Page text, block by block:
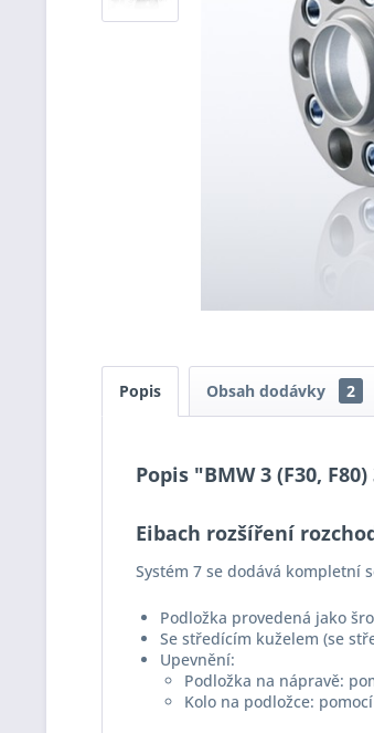
Popis Obsah dodávky 2
Popis "BMW 3 (F30,
Eibach rozšíření
Systém 7 se dodává kompletní
Podložka provedená jako
Se středícím kuželem (se
Upevnění:
Podložka na nápravě:
Kolo na podložce: